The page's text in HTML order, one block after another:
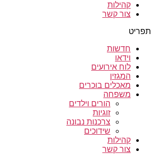
קהילות
צור קשר
תפריט
חדשות
וידאו
לוח אירועים
המגזין
מאכלים בוכרים
משפחה
הורים וילדים
זוגיות
צרכנות נבונה
שידוכים
קהילות
צור קשר